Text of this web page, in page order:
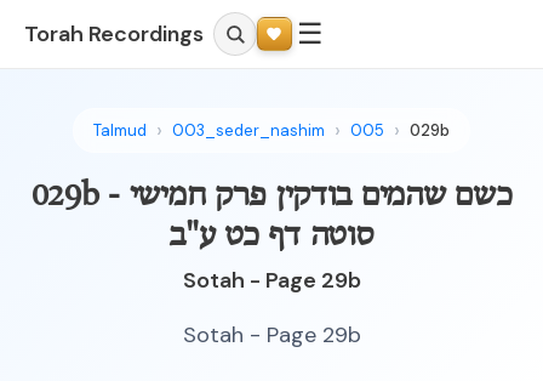
Torah Recordings ☰
Talmud 003_seder_nashim 005 029b
029b - כשם שהמים בודקין פרק חמישי
סוטה דף כט ע"ב
Sotah - Page 29b
Sotah - Page 29b